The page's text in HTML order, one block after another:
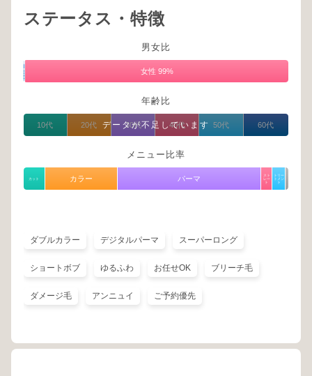
ステータス・特徴
男女比
男
性
1%
女性 99%
年齢比
データが不足しています
10代 20代 30代 40代 50代 60代
メニュー比率
カット カラー パーマ
スト
レー
ト
トリー
トメン
ト
ダブルカラー デジタルパーマ スーパーロング
ショートボブ ゆるふわ お任せOK ブリーチ毛
ダメージ毛 アンニュイ ご予約優先